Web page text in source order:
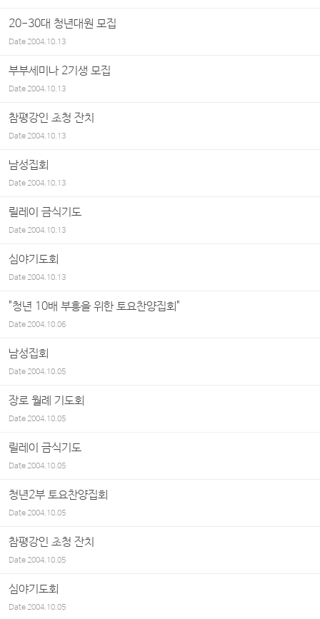
20-30대 청년대원 모집
Date2004.10.13
부부세미나 2기생 모집
Date2004.10.13
참평강인 초청 잔치
Date2004.10.13
남성집회
Date2004.10.13
릴레이 금식기도
Date2004.10.13
심야기도회
Date2004.10.13
"청년 10배 부흥을 위한 토요찬양집회"
Date2004.10.06
남성집회
Date2004.10.05
장로 월례 기도회
Date2004.10.05
릴레이 금식기도
Date2004.10.05
청년2부 토요찬양집회
Date2004.10.05
참평강인 초청 잔치
Date2004.10.05
심야기도회
Date2004.10.05